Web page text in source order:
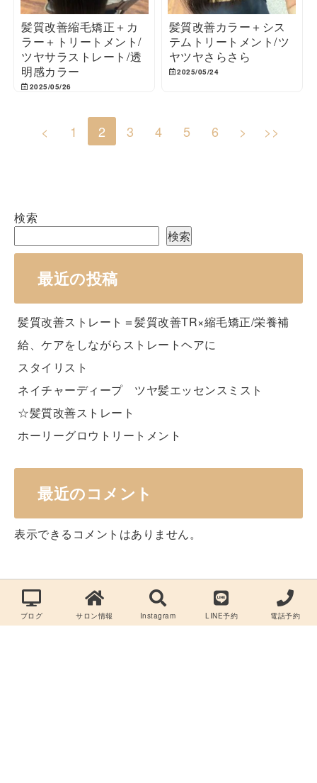
髪質改善縮毛矯正＋カ
ラー＋トリートメント/
ツヤサラストレート/透
明感カラー
2025/05/26
髪質改善カラー＋シス
テムトリートメント/ツ
ヤツヤさらさら
2025/05/24
< 1 2 3 4 5 6 > >>
検索
検索
最近の投稿
髪質改善ストレート＝髪質改善TR×縮毛矯正/栄養補
給、ケアをしながらストレートヘアに
スタイリスト
ネイチャーディープ ツヤ髪エッセンスミスト
☆髪質改善ストレート
ホーリーグロウトリートメント
最近のコメント
表示できるコメントはありません。
ブログ サロン情報 Instagram LINE予約 電話予約